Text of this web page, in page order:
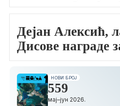
Дејан Алексић,
Дисове награде
НОВИ БРОЈ
559
мај–јун 2026.